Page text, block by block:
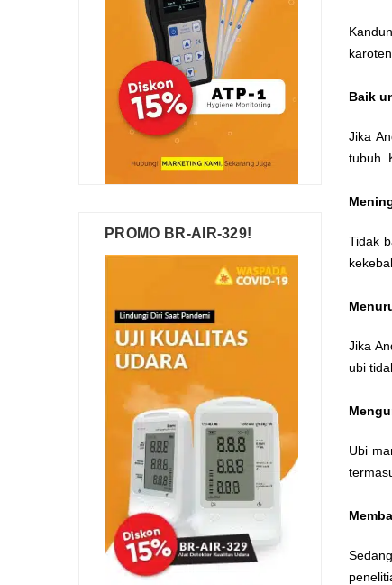
Baik
Jika
tubuh.
Tidak
Jika
ubi
Ubi
PROMO BR-AIR-329!